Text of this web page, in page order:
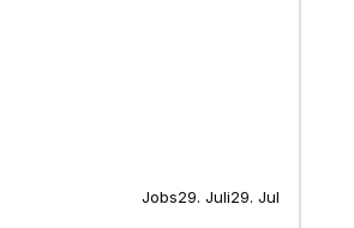
Jobs29. Juli29. Jul